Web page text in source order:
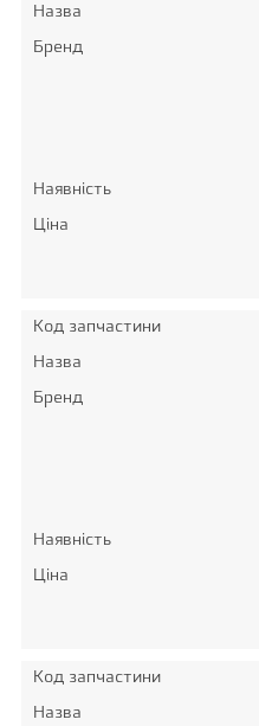
Назва
Бренд
Наявність
Ціна
Код запчастини
Назва
Бренд
Наявність
Ціна
Код запчастини
Назва